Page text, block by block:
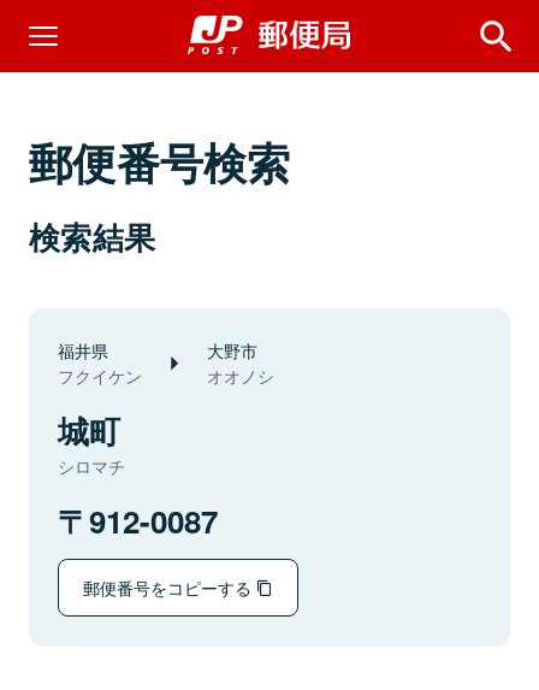
郵便番号検索
検索結果
福井県
フクイケン
大野市
オオノシ
城町
シロマチ
912-0087
郵便番号をコピーする